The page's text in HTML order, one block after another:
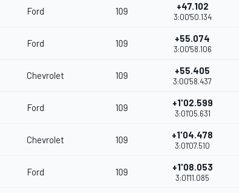
Ford 109 +47.102
3:00'50.134
Ford 109 +55.074
3:00'58.106
Chevrolet 109 +55.405
3:00'58.437
Ford 109 +1'02.599
3:01'05.631
Chevrolet 109 +1'04.478
3:01'07.510
Ford 109 +1'08.053
3:01'11.085